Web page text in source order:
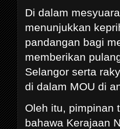
Di dalam
menunjukkan
pandangan bagi
memberikan
Selangor serta
di dalam MOU di
Oleh itu, pimpinan
bahawa Kerajaan